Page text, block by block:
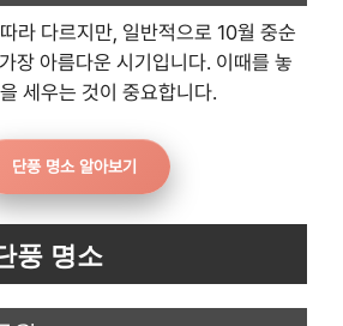
라 다르지만, 일반적으로 10월 중순
장 아름다운 시기입니다. 이때를 놓
세우는 것이 중요합니다.
단풍 명소 알아보기
풍 명소